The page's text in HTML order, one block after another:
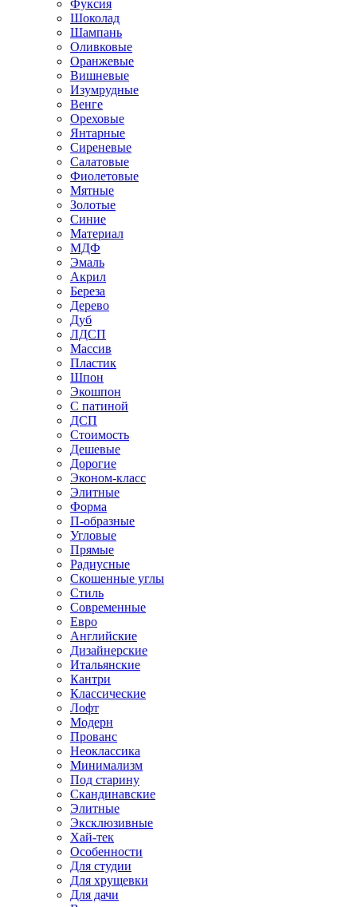
Фуксия
Шоколад
Шампань
Оливковые
Оранжевые
Вишневые
Изумрудные
Венге
Ореховые
Янтарные
Сиреневые
Салатовые
Фиолетовые
Мятные
Золотые
Синие
Материал
МДФ
Эмаль
Акрил
Береза
Дерево
Дуб
ЛДСП
Массив
Пластик
Шпон
Экошпон
С патиной
ДСП
Стоимость
Дешевые
Дорогие
Эконом-класс
Элитные
Форма
П-образные
Угловые
Прямые
Радиусные
Скошенные углы
Стиль
Современные
Евро
Английские
Дизайнерские
Итальянские
Кантри
Классические
Лофт
Модерн
Прованс
Неоклассика
Минимализм
Под старину
Скандинавские
Элитные
Эксклюзивные
Хай-тек
Особенности
Для студии
Для хрущевки
Для дачи